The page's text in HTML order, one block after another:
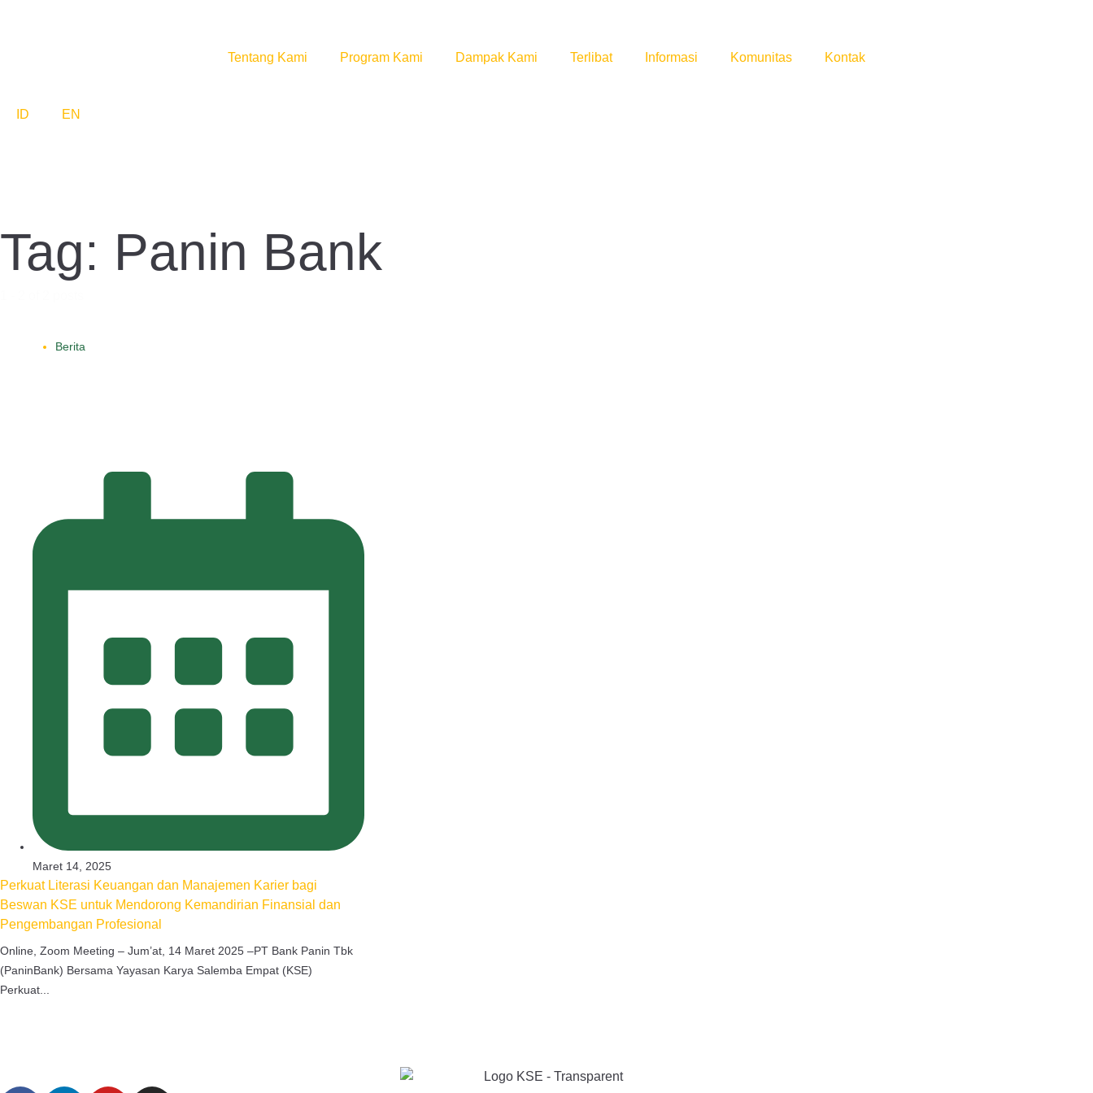
Tentang Kami Program Kami Dampak Kami Terlibat Informasi Komunitas Kontak
ID EN
Tag: Panin Bank
Berita
Maret 14, 2025
Perkuat Literasi Keuangan dan Manajemen Karier bagi
Beswan KSE untuk Mendorong Kemandirian Finansial dan
Pengembangan Profesional
Online, Zoom Meeting – Jum’at, 14 Maret 2025 –PT Bank Panin Tbk
(PaninBank) Bersama Yayasan Karya Salemba Empat (KSE)
Perkuat...